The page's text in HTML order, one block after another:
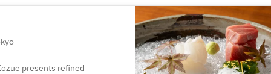
presents refined